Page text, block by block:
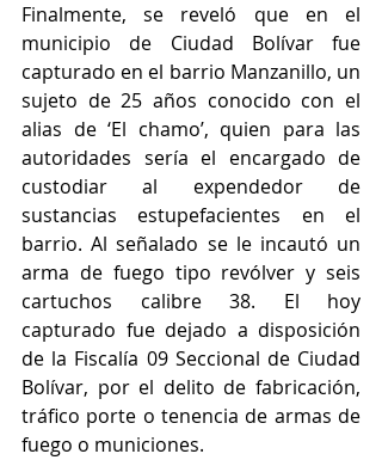
Finalmente, se reveló que en el
municipio de Ciudad Bolívar fue
capturado en el barrio Manzanillo, un
sujeto de 25 años conocido con el
alias de ‘El chamo’, quien para las
autoridades sería el encargado de
custodiar al expendedor de
sustancias estupefacientes en el
barrio. Al señalado se le incautó un
arma de fuego tipo revólver y seis
cartuchos calibre 38. El hoy
capturado fue dejado a disposición
de la Fiscalía 09 Seccional de Ciudad
Bolívar, por el delito de fabricación,
tráfico porte o tenencia de armas de
fuego o municiones.